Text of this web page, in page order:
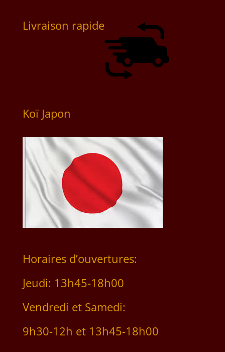
Livraison rapide
Koï Japon
Horaires d’ouvertures:
Jeudi: 13h45-18h00
Vendredi et Samedi:
9h30-12h et 13h45-18h00